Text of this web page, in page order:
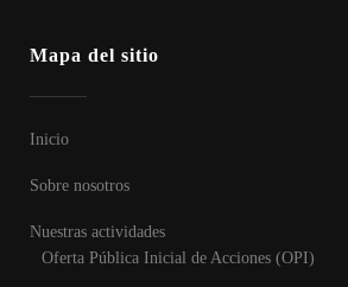
Mapa del sitio
Inicio
Sobre nosotros
Nuestras actividades
Oferta Pública Inicial de Acciones (OPI)